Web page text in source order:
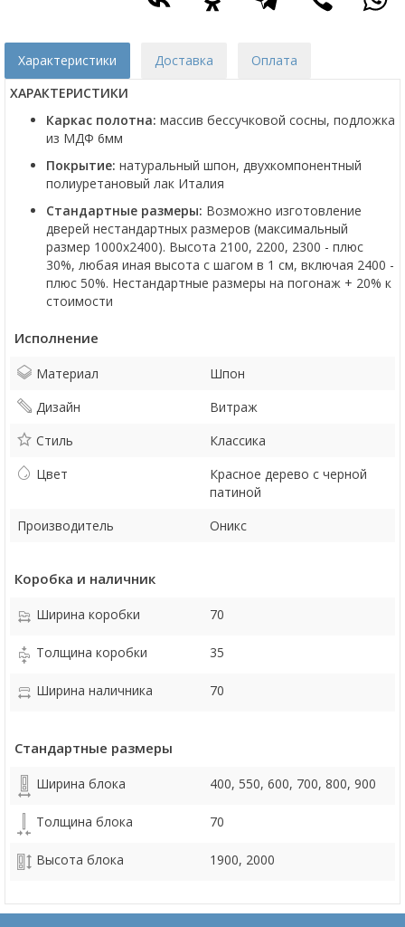
Характеристики Доставка
Оплата
ХАРАКТЕРИСТИКИ
Каркас полотна: массив бессучковой сосны, подложка
из МДФ 6мм
Покрытие: натуральный шпон, двухкомпонентный
полиуретановый лак Италия
Стандартные размеры: Возможно изготовление
дверей нестандартных размеров (максимальный
размер 1000х2400). Высота 2100, 2200, 2300 - плюс
30%, любая иная высота с шагом в 1 см, включая 2400 -
плюс 50%. Нестандартные размеры на погонаж + 20% к
стоимости
Исполнение
Материал
Шпон
Дизайн
Витраж
Стиль
Классика
Цвет
Красное дерево с черной
патиной
Производитель
Оникс
Коробка и наличник
Ширина коробки 70
Толщина коробки 35
Ширина наличника 70
Стандартные размеры
Ширина блока 400, 550, 600, 700, 800, 900
Толщина блока 70
Высота блока 1900, 2000